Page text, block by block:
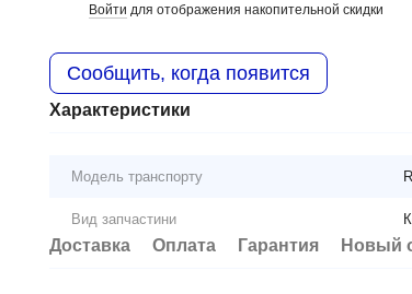
Войти для отображения накопительной скидки
Сообщить, когда появится
Характеристики
Модель транспорту
Вид запчастини
Доставка Оплата Гарантия Новый